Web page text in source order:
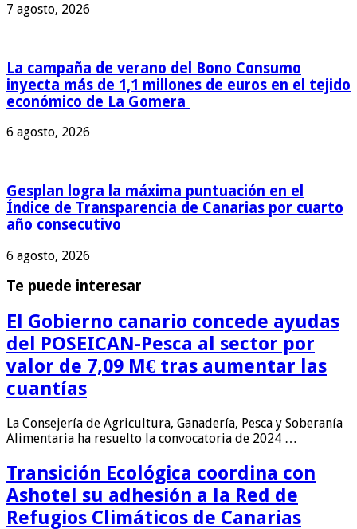
7 agosto, 2026
La campaña de verano del Bono Consumo
inyecta más de 1,1 millones de euros en el tejido
económico de La Gomera
6 agosto, 2026
Gesplan logra la máxima puntuación en el
Índice de Transparencia de Canarias por cuarto
año consecutivo
6 agosto, 2026
Te puede interesar
El Gobierno canario concede ayudas
del POSEICAN-Pesca al sector por
valor de 7,09 M€ tras aumentar las
cuantías
La Consejería de Agricultura, Ganadería, Pesca y Soberanía
Alimentaria ha resuelto la convocatoria de 2024 …
Transición Ecológica coordina con
Ashotel su adhesión a la Red de
Refugios Climáticos de Canarias